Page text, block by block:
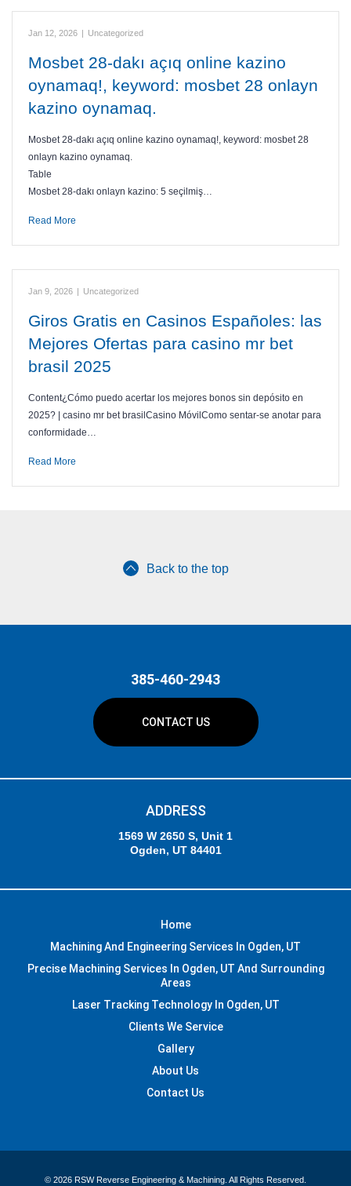
Jan 12, 2026 | Uncategorized
Mosbet 28-dakı açıq online kazino
oynamaq!, keyword: mosbet 28 onlayn
kazino oynamaq.
Mosbet 28-dakı açıq online kazino oynamaq!, keyword: mosbet 28
onlayn kazino oynamaq.
Table
Mosbet 28-dakı onlayn kazino: 5 seçilmiş…
Read More
Jan 9, 2026 | Uncategorized
Giros Gratis en Casinos Españoles: las
Mejores Ofertas para casino mr bet
brasil 2025
Content¿Cómo puedo acertar los mejores bonos sin depósito en
2025? | casino mr bet brasilCasino MóvilComo sentar-se anotar para
conformidade…
Read More
Back to the top
385-460-2943
CONTACT US
ADDRESS
1569 W 2650 S, Unit 1
Ogden, UT 84401
Home
Machining And Engineering Services In Ogden, UT
Precise Machining Services In Ogden, UT And Surrounding
Areas
Laser Tracking Technology In Ogden, UT
Clients We Service
Gallery
About Us
Contact Us
© 2026 RSW Reverse Engineering & Machining. All Rights Reserved.